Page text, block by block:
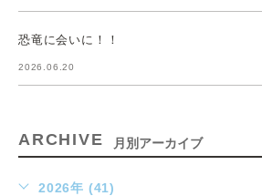
恐竜に会いに！！
2026.06.20
ARCHIVE 月別アーカイブ
2026年 (41)